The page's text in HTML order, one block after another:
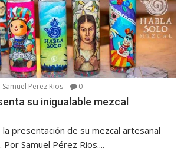
Samuel Perez Rios 0
su inigualable mezcal
la presentación de su mezcal artesanal
Samuel Pérez Rios....